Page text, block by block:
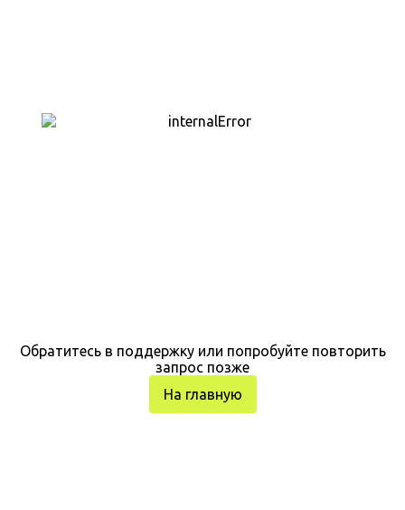
Обратитесь в поддержку или попробуйте повторить
запрос позже
На главную